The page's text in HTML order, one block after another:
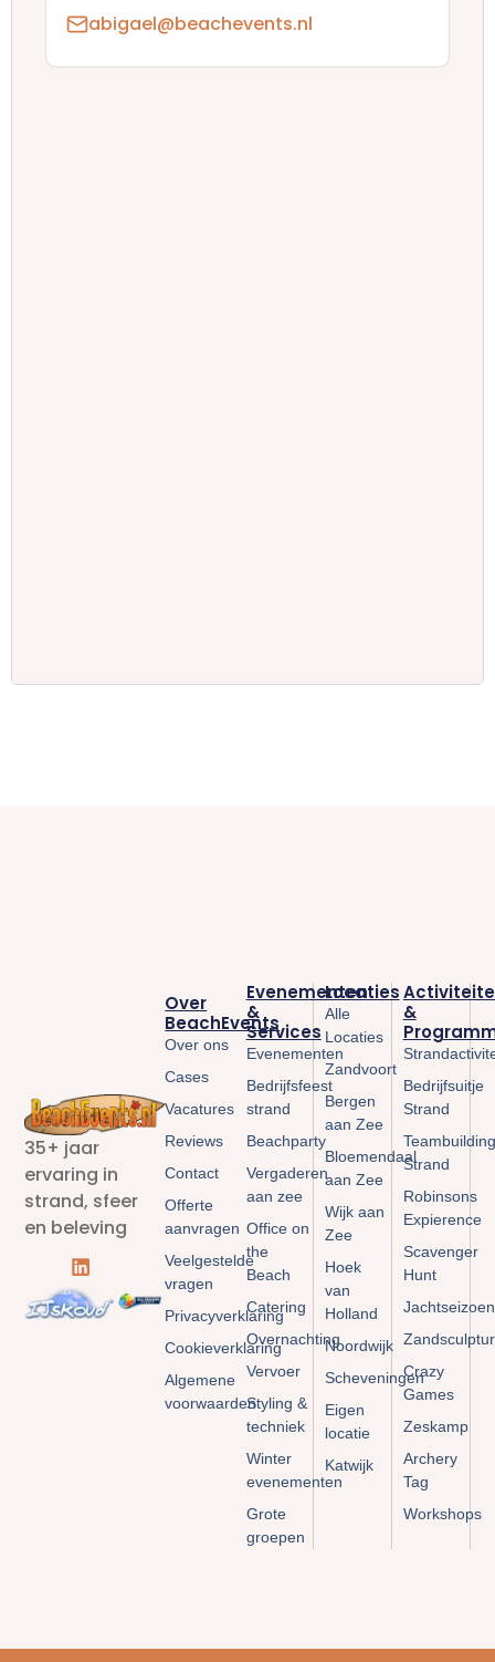
abigael@beachevents.nl
35+ jaar
ervaring in
strand, sfeer
en beleving
&
Bedrijfsuitje
Strand
Teambuilding
Strand
Robinsons
Expierence
Scavenger
Hunt
Jachtseizoen
Crazy
Games
Zeskamp
Archery
Tag
Workshops
Locaties
Alle
Locaties
Zandvoort
Bergen
aan Zee
Bloemendaal
aan Zee
Wijk aan
Zee
Hoek
van
Holland
Noordwijk
Scheveningen
Eigen
locatie
Katwijk
Evenementen
&
Services
Evenementen
Bedrijfsfeest
strand
Beachparty
Vergaderen
aan zee
Office on
the
Beach
Catering
Overnachting
Vervoer
Styling &
techniek
Winter
evenementen
Grote
groepen
Over
BeachEvents
Over ons
Cases
Vacatures
Reviews
Contact
Offerte
aanvragen
Veelgestelde
vragen
Privacyverklaring
Cookieverklaring
Algemene
voorwaarden